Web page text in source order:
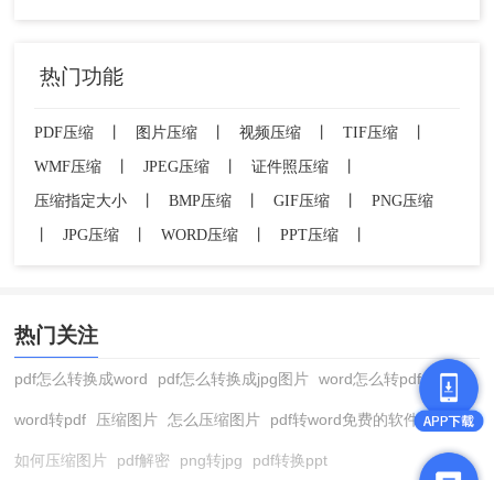
热门功能
PDF压缩 图片压缩 视频压缩 TIF压缩
WMF压缩
JPEG压缩 证件照压缩
压缩指定大小
BMP压缩 GIF压缩
PNG压缩
JPG压缩 WORD压缩 PPT压缩
热门关注
pdf怎么转换成word pdf怎么转换成jpg图片 word怎么转pdf
word转pdf 压缩图片 怎么压缩图片 pdf转word免费的软件
如何压缩图片 pdf解密 png转jpg pdf转换ppt